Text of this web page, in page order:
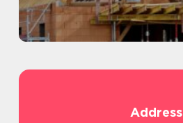
Address